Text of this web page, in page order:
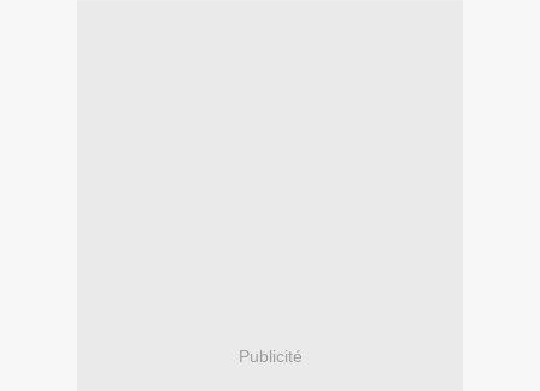
Publicité